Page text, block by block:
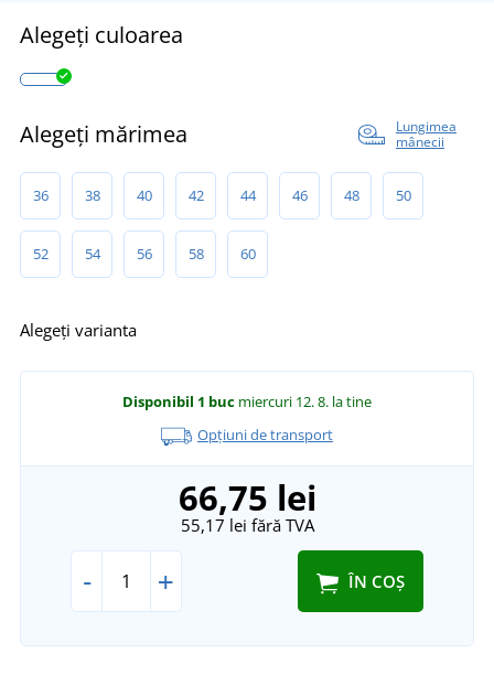
Alegeți culoarea
Alegeți mărimea
Lungimea
mânecii
36 38 40 42 44 46 48 50
52 54 56 58 60
Alegeți varianta
Disponibil 1 buc miercuri 12. 8. la tine
Opțiuni de transport
66,75 lei
55,17 lei fără TVA
- + ÎN COȘ